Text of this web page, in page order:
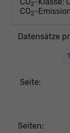
2
CO2-
Datensätze
Seite:
Seiten: